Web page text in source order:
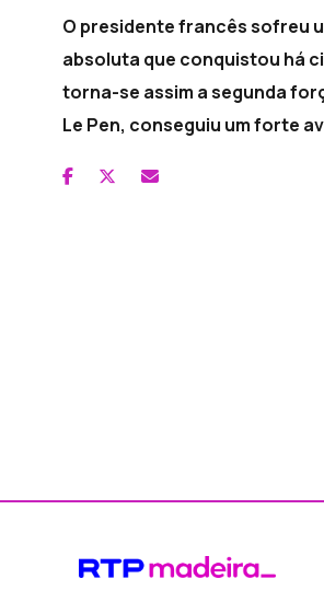
O presidente francês sofreu
absoluta que conquistou há
torna-se assim a segunda
Le Pen, conseguiu um forte